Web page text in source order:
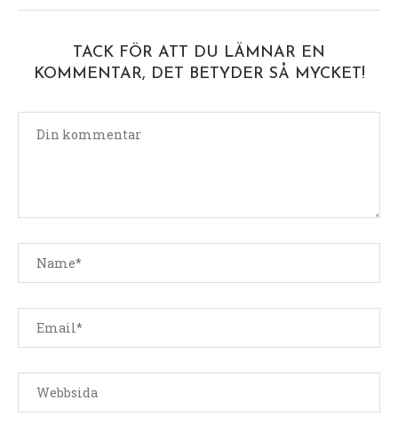
TACK FÖR ATT DU LÄMNAR EN
KOMMENTAR, DET BETYDER SÅ MYCKET!